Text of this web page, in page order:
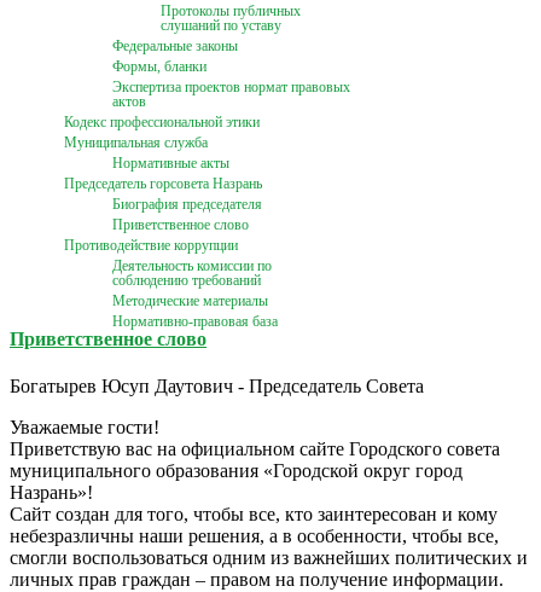
Протоколы публичных
слушаний по уставу
Федеральные законы
Формы, бланки
Экспертиза проектов нормат правовых
актов
Кодекс профессиональной этики
Муниципальная служба
Нормативные акты
Председатель горсовета Назрань
Биография председателя
Приветственное слово
Противодействие коррупции
Деятельность комиссии по
соблюдению требований
Методические материалы
Нормативно-правовая база
Приветственное слово
Богатырев Юсуп Даутович - Председатель Совета
Уважаемые гости!
Приветствую вас на официальном сайте Городского совета
муниципального образования «Городской округ город
Назрань»!
Сайт создан для того, чтобы все, кто заинтересован и кому
небезразличны наши решения, а в особенности, чтобы все,
смогли воспользоваться одним из важнейших политических и
личных прав граждан – правом на получение информации.